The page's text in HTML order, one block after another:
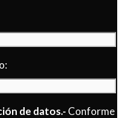
de datos.- Conforme